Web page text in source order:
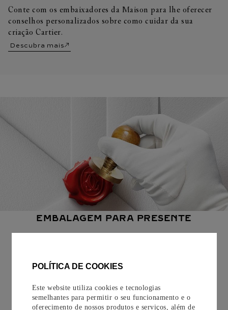
POLÍTICA DE COOKIES
Este website utiliza cookies e tecnologias
semelhantes para permitir o seu funcionamento e o
oferecimento de nossos produtos e serviços, além de
Conte com os embaixadores da Maison para lhe oferecer
conselhos personalizados sobre como cuidar da sua
criação Cartier.
Descubra mais
EMBALAGEM PARA PRESENTE
opção de adicionar um cartão personalizado.
Saiba mais